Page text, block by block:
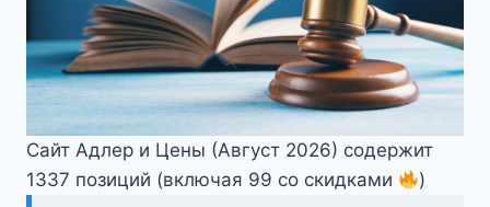
Сайт Адлер и Цены (Август 2026) содержит
1337 позиций (включая 99 со скидками
)